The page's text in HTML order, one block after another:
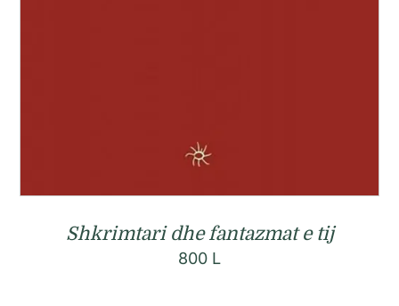
Shkrimtari dhe fantazmat e tij
800 L